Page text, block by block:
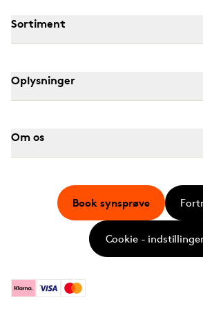
Sortiment
Oplysninger
Om os
KlarnaVisa Mastercard
Book synsprøve
Cookie -